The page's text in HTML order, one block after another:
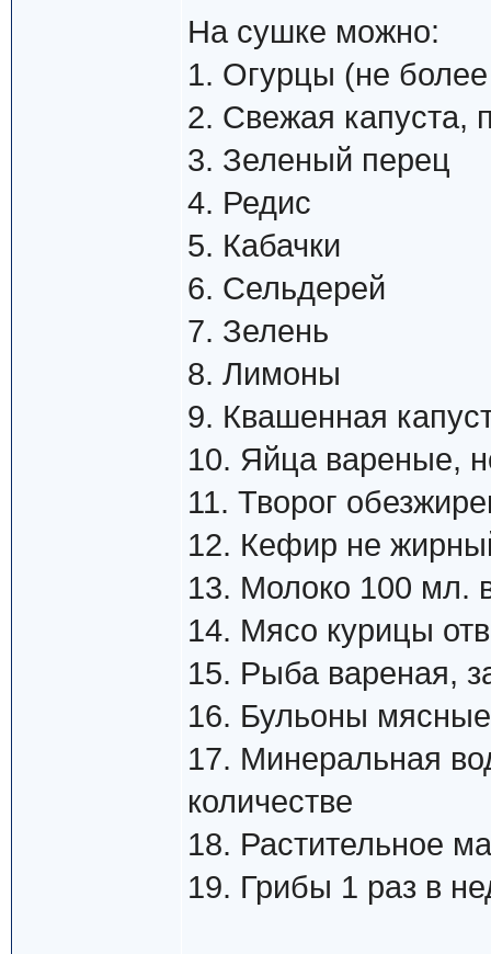
На сушке можно:
1. Огурцы (не
2. Свежая капуста,
3. Зеленый перец
4. Редис
5. Кабачки
6. Сельдерей
7. Зелень
8. Лимоны
9. Квашенная
10. Яйца вареные,
11. Творог
12. Кефир не
13. Молоко 100 мл.
14. Мясо курицы
15. Рыба вареная,
16. Бульоны
17. Минеральная
количестве
18. Растительное
19. Грибы 1 раз в